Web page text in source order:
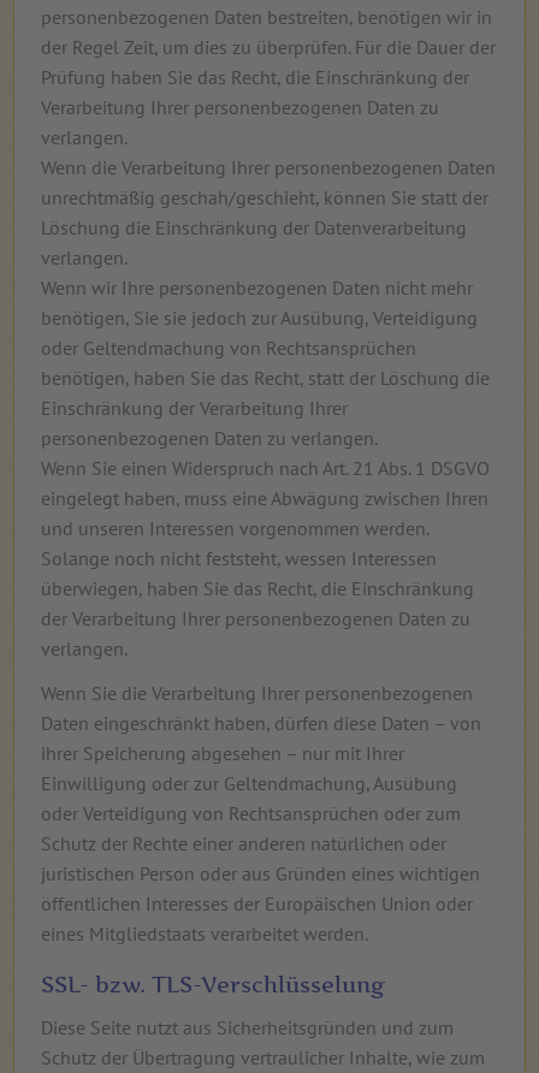
personenbezogenen Daten bestreiten, benötigen wir in
der Regel Zeit, um dies zu überprüfen. Für die Dauer der
Prüfung haben Sie das Recht, die Einschränkung der
Verarbeitung Ihrer personenbezogenen Daten zu
verlangen.
Wenn die Verarbeitung Ihrer personenbezogenen Daten
unrechtmäßig geschah/geschieht, können Sie statt der
Löschung die Einschränkung der Datenverarbeitung
verlangen.
Wenn wir Ihre personenbezogenen Daten nicht mehr
benötigen, Sie sie jedoch zur Ausübung, Verteidigung
oder Geltendmachung von Rechtsansprüchen
benötigen, haben Sie das Recht, statt der Löschung die
Einschränkung der Verarbeitung Ihrer
personenbezogenen Daten zu verlangen.
Wenn Sie einen Widerspruch nach Art. 21 Abs. 1 DSGVO
eingelegt haben, muss eine Abwägung zwischen Ihren
und unseren Interessen vorgenommen werden.
Solange noch nicht feststeht, wessen Interessen
überwiegen, haben Sie das Recht, die Einschränkung
der Verarbeitung Ihrer personenbezogenen Daten zu
verlangen.
Wenn Sie die Verarbeitung Ihrer personenbezogenen
Daten eingeschränkt haben, dürfen diese Daten – von
ihrer Speicherung abgesehen – nur mit Ihrer
Einwilligung oder zur Geltendmachung, Ausübung
oder Verteidigung von Rechtsansprüchen oder zum
Schutz der Rechte einer anderen natürlichen oder
juristischen Person oder aus Gründen eines wichtigen
öffentlichen Interesses der Europäischen Union oder
eines Mitgliedstaats verarbeitet werden.
SSL- bzw. TLS-Verschlüsselung
Diese Seite nutzt aus Sicherheitsgründen und zum
Schutz der Übertragung vertraulicher Inhalte, wie zum